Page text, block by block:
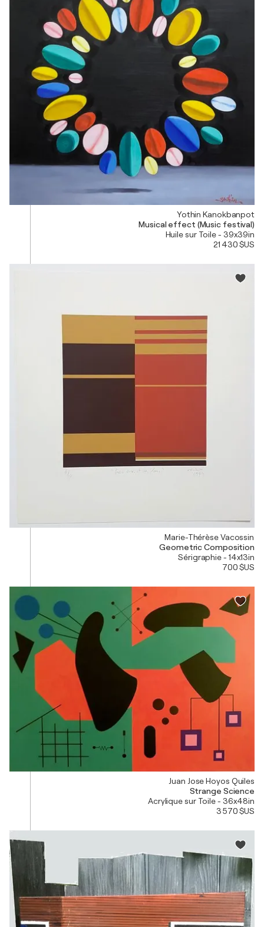
Yothin Kanokbanpot
Musical effect (Music festival)
Huile sur Toile - 39x39in
21 430 $US
Marie-Thérèse Vacossin
Geometric Composition
Sérigraphie - 14x13in
700 $US
Juan Jose Hoyos Quiles
Strange Science
Acrylique sur Toile - 36x48in
3 570 $US